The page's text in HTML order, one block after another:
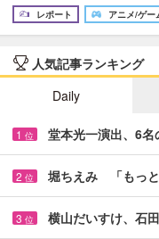
レポート
アニメ/ゲー
人気記事ランキング
Daily
1 位 堂本光一演出、6
2 位 堀ちえみ 「もっ
3 位 横山だいすけ、石